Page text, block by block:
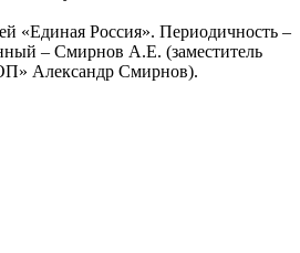
«Единая Россия». Периодичность –
– Смирнов А.Е. (заместитель
Александр Смирнов).